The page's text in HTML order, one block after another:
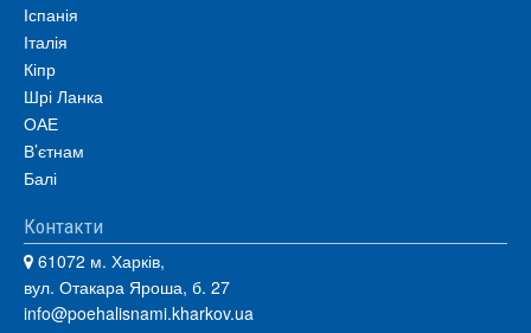
Іспанія
Італія
Кіпр
Шрі Ланка
ОАЕ
В’єтнам
Балі
Контакти
61072 м. Харків,
вул. Отакара Яроша, б. 27
info@poehalisnami.kharkov.ua